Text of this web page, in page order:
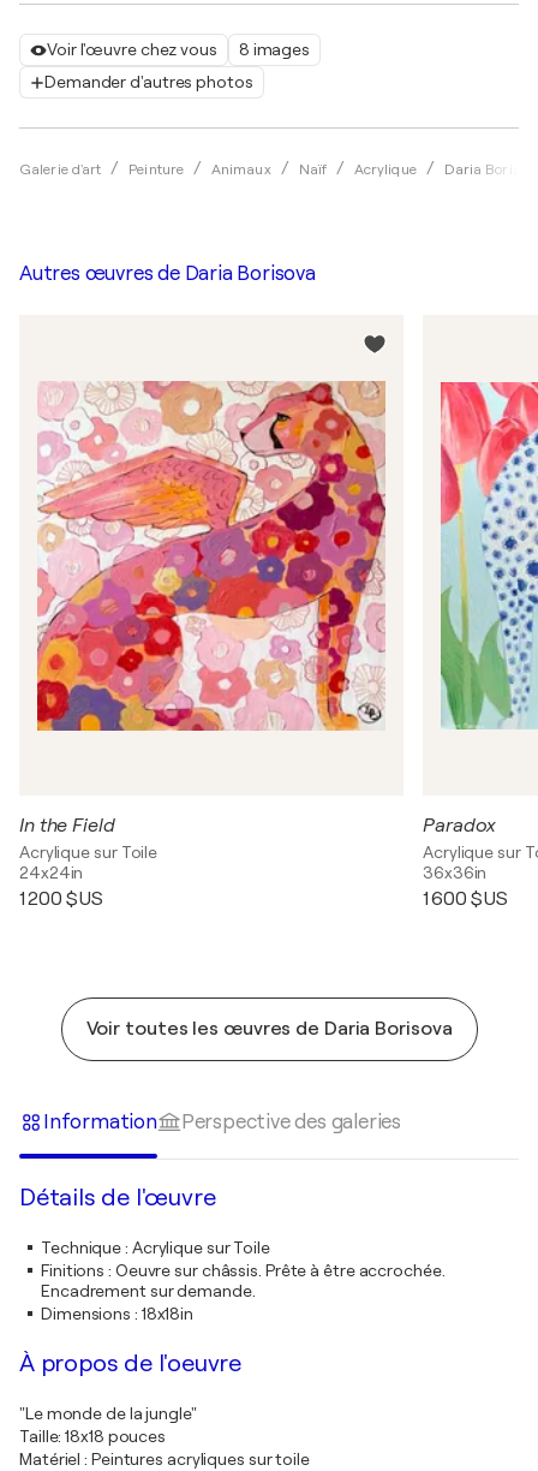
Voir l'œuvre chez vous
8 images
Demander d'autres photos
Galerie d'art Peinture Animaux Naïf Acrylique Daria
Autres œuvres de Daria Borisova
In the Field
Acrylique sur Toile
24x24in
1 200 $US
Paradox
Acrylique sur
36x36in
1 600 $US
Voir toutes les œuvres de Daria Borisova
Information Perspective des galeries
Détails de l'œuvre
Technique: Acrylique sur Toile
Finitions : Oeuvre sur châssis. Prête à être accrochée.
Encadrement sur demande.
Dimensions : 18x18in
À propos de l'oeuvre
"Le monde de la jungle"
Taille: 18x18 pouces
Matériel : Peintures acryliques sur toile